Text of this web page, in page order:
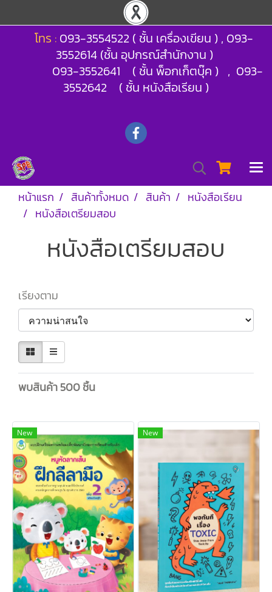
โทร : 093-3554522 ( ชั้น เครื่องเขียน ) , 093-
3552614 (ชั้น อุปกรณ์สำนักงาน )
093-3552641 ( ชั้น พ็อกเก็ตบุ๊ค ) , 093-
3552642 ( ชั้น หนังสือเรียน )
หน้าแรก สินค้าทั้งหมด สินค้า
หนังสือเรียน
หนังสือเตรียมสอบ
หนังสือเตรียมสอบ
เรียงตาม
พบสินค้า 500 ชิ้น
New New